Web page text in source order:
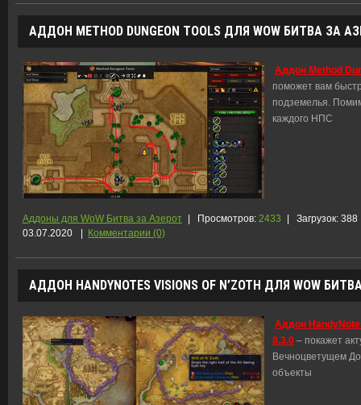
АДДОН METHOD DUNGEON TOOLS ДЛЯ WOW БИТВА ЗА
Аддон Method
поможет вам
подземелья.
каждого НПС
Аддоны для WoW Битва за Азерот | Просмотров: 2433 | Загрузок: 388
03.07.2020
| Комментарии (0)
АДДОН HANDYNOTES VISIONS OF N’ZOTH ДЛЯ WOW
Аддон
8.3.0 – покажет
Вечноцветущем
объекты